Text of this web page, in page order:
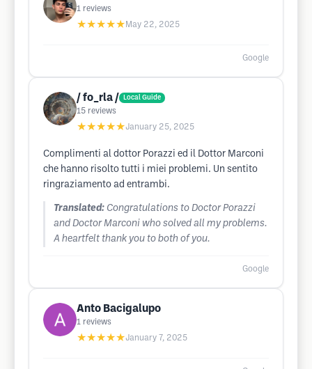
1 reviews
★★★★★ May 22, 2025
Google
/ fo_rla / Local Guide
15 reviews
★★★★★January 25, 2025
Complimenti al dottor Porazzi ed il Dottor Marconi
che hanno risolto tutti i miei problemi. Un sentito
ringraziamento ad entrambi.
Translated: Congratulations to Doctor Porazzi
and Doctor Marconi who solved all my problems.
A heartfelt thank you to both of you.
Google
Anto Bacigalupo
1 reviews
★★★★★January 7, 2025